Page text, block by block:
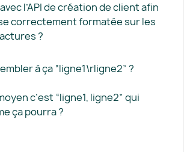
l’API de création de client afin
correctement formatée sur les
?
à ça “ligne1\rligne2” ?
c’est “ligne1, ligne2” qui
ça pourra ?